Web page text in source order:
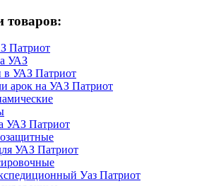
товаров:
Патриот
УАЗ
в УАЗ Патриот
арок на УАЗ Патриот
УАЗ Патриот
УАЗ Патриот
Уаз Патриот